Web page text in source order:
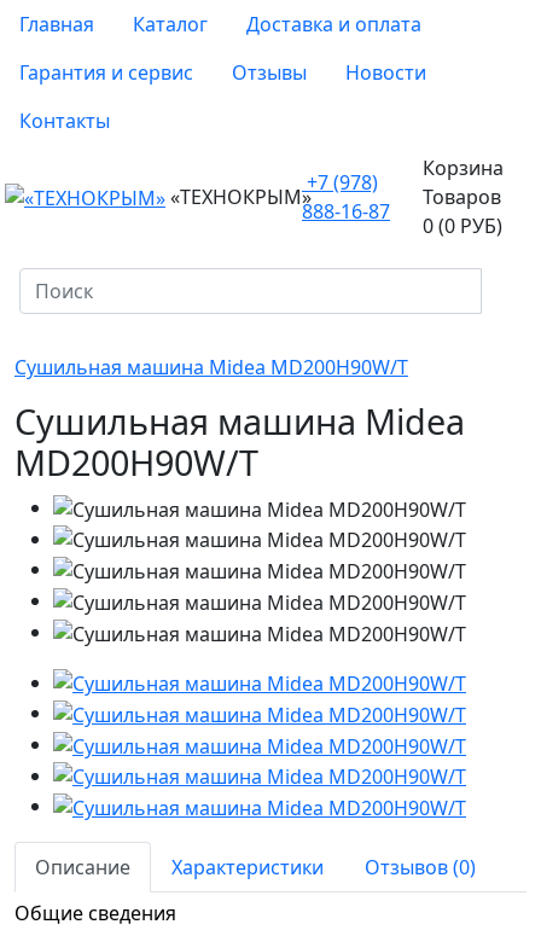
Главная Каталог
Доставка и оплата
Гарантия и сервис
Отзывы
Новости
Контакты
«ТЕХНОКРЫМ»
+7 (978)
888-16-87
Корзина
Товаров
0 (0 РУБ)
Сушильная машина Midea MD200H90W/T
Сушильная машина Midea
MD200H90W/T
Описание Характеристики
Отзывов (0)
Общие сведения